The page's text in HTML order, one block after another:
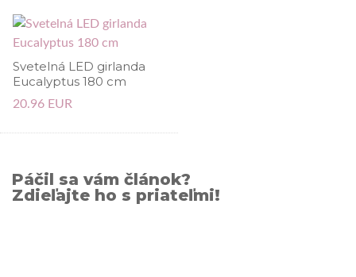
Svetelná LED girlanda
Eucalyptus 180 cm
20.96 EUR
Páčil sa vám článok?
Zdieľajte ho s priateľmi!